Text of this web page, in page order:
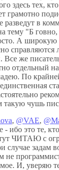
здесь тех,
грамотно
разведут в
тему "Б
А широкую
Все же
отдельный
По
такую чушь
, @VAE,
ибо это те,
тут ЧИТАЮ с
случае задам
не
И, уверяю